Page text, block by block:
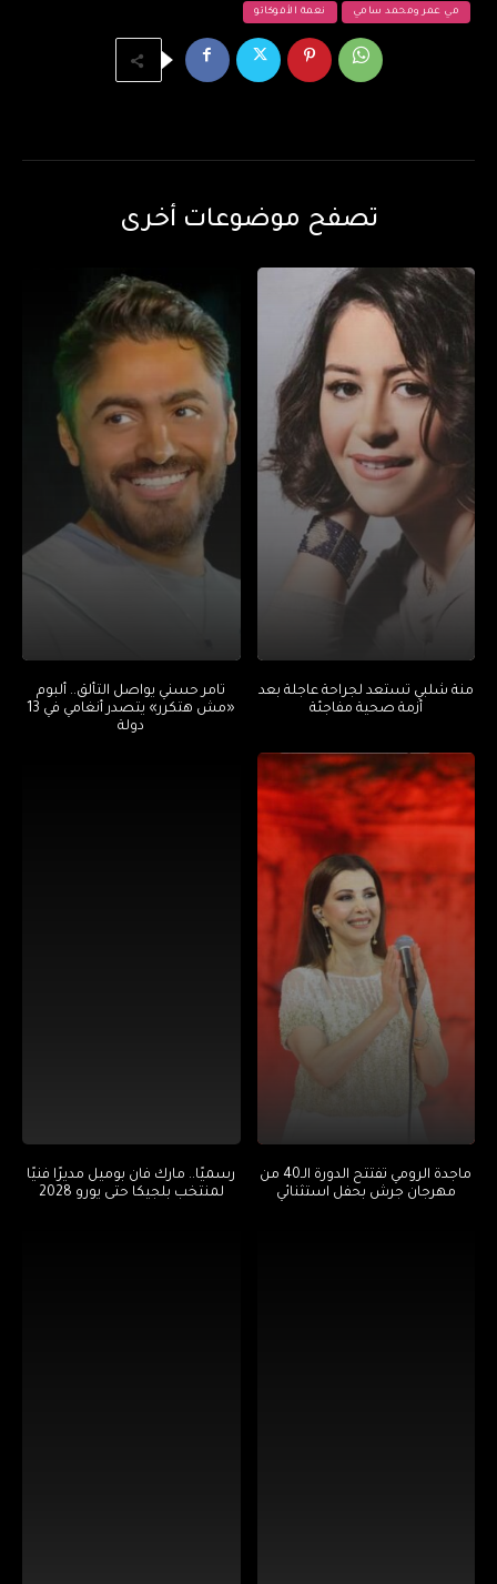
مي عمر ومحمد سامي نعمة الأفوكاتو
تصفح موضوعات أخرى
منة شلبي تستعد لجراحة عاجلة بعد
أزمة صحية مفاجئة
تامر حسني يواصل التألق.. ألبوم
«مش هتكرر» يتصدر أنغامي في 13
دولة
ماجدة الرومي تفتتح الدورة الـ40 من
مهرجان جرش بحفل استثنائي
رسميًا.. مارك فان بوميل مديرًا فنيًا
لمنتخب بلجيكا حتى يورو 2028